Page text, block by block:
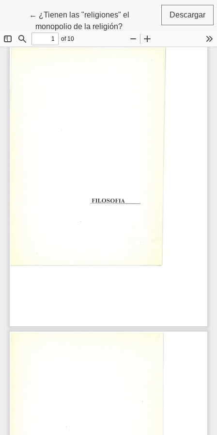
← Volver a los detalles del artículo
¿Tienen las "religiones" el
monopolio de la religión?
Descargar